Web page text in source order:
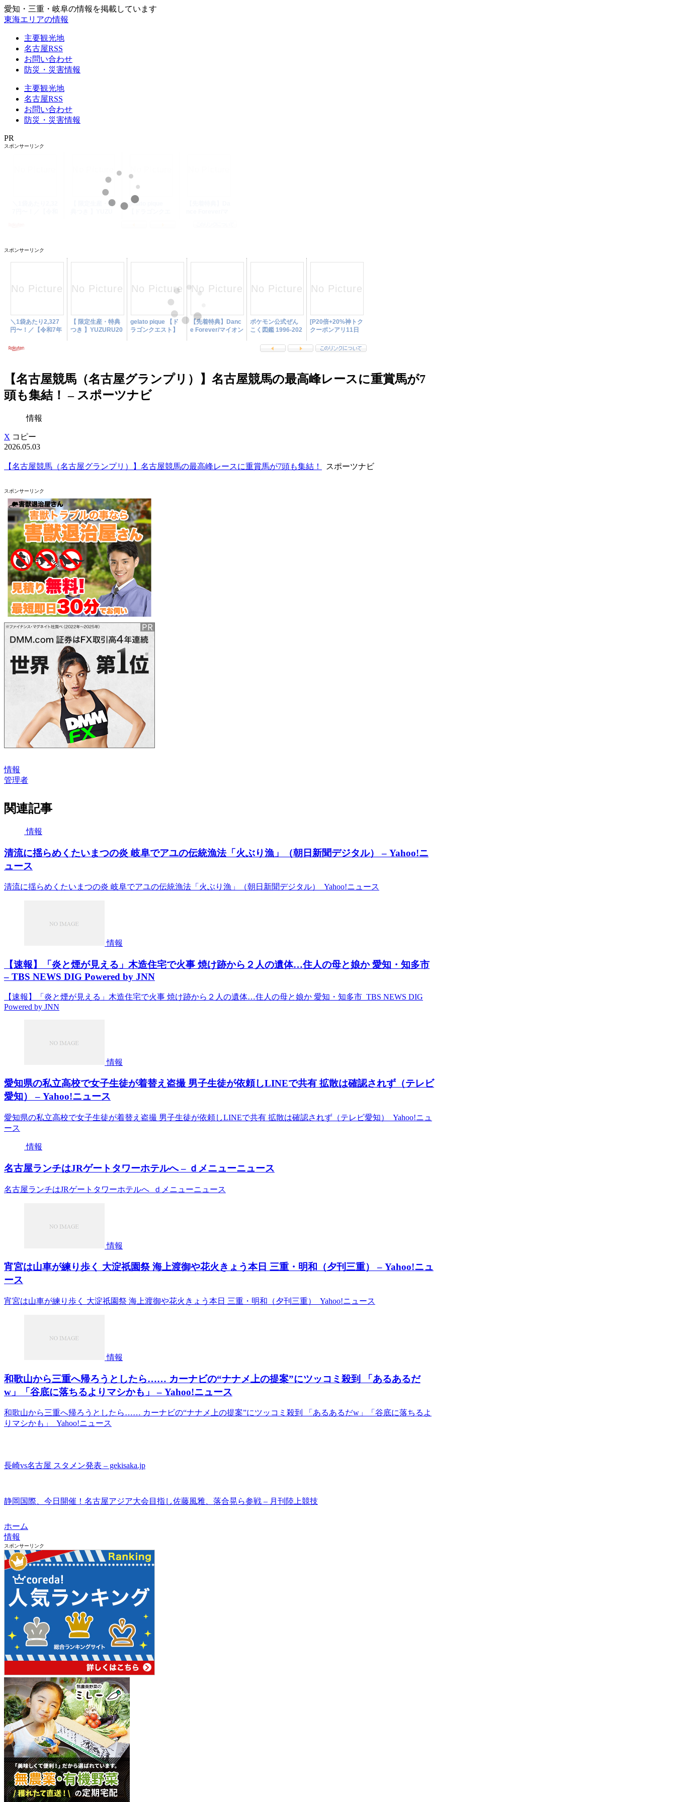
愛知・三重・岐阜の情報を掲載しています
東海エリアの情報
主要観光地
名古屋RSS
お問い合わせ
防災・災害情報
主要観光地
名古屋RSS
お問い合わせ
防災・災害情報
PR
スポンサーリンク
スポンサーリンク
【名古屋競馬（名古屋グランプリ）】名古屋競馬の最高峰レースに重賞馬が7
頭も集結！ – スポーツナビ
情報
X コピー
2026.05.03
【名古屋競馬（名古屋グランプリ）】名古屋競馬の最高峰レースに重賞馬が7頭も集結！ スポーツナビ
スポンサーリンク
情報
管理者
関連記事
情報
清流に揺らめくたいまつの炎 岐阜でアユの伝統漁法「火ぶり漁」（朝日新聞デジタル） – Yahoo!ニ
ュース
清流に揺らめくたいまつの炎 岐阜でアユの伝統漁法「火ぶり漁」（朝日新聞デジタル） Yahoo!ニュース
情報
【速報】「炎と煙が見える」木造住宅で火事 焼け跡から２人の遺体…住人の母と娘か 愛知・知多市
– TBS NEWS DIG Powered by JNN
【速報】「炎と煙が見える」木造住宅で火事 焼け跡から２人の遺体…住人の母と娘か 愛知・知多市 TBS NEWS DIG
Powered by JNN
情報
愛知県の私立高校で女子生徒が着替え盗撮 男子生徒が依頼しLINEで共有 拡散は確認されず（テレビ
愛知） – Yahoo!ニュース
愛知県の私立高校で女子生徒が着替え盗撮 男子生徒が依頼しLINEで共有 拡散は確認されず（テレビ愛知） Yahoo!ニュ
ース
情報
名古屋ランチはJRゲートタワーホテルへ – ｄメニューニュース
名古屋ランチはJRゲートタワーホテルへ ｄメニューニュース
情報
宵宮は山車が練り歩く 大淀祇園祭 海上渡御や花火きょう本日 三重・明和（夕刊三重） – Yahoo!ニュ
ース
宵宮は山車が練り歩く 大淀祇園祭 海上渡御や花火きょう本日 三重・明和（夕刊三重） Yahoo!ニュース
情報
和歌山から三重へ帰ろうとしたら…… カーナビの“ナナメ上の提案”にツッコミ殺到 「あるあるだ
w」「谷底に落ちるよりマシかも」 – Yahoo!ニュース
和歌山から三重へ帰ろうとしたら…… カーナビの“ナナメ上の提案”にツッコミ殺到 「あるあるだw」「谷底に落ちるよ
りマシかも」 Yahoo!ニュース
長崎vs名古屋 スタメン発表 – gekisaka.jp
静岡国際、今日開催！名古屋アジア大会目指し佐藤風雅、落合晃ら参戦 – 月刊陸上競技
ホーム
情報
スポンサーリンク